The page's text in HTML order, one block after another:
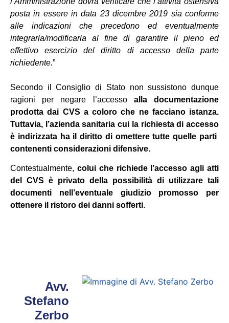
posta in essere in data 23 dicembre 2019 sia conforme
alle indicazioni che precedono ed eventualmente
integrarla/modificarla al fine di garantire il pieno ed
effettivo esercizio del diritto di accesso della parte
richiedente.”
Secondo il Consiglio di Stato non sussistono dunque
ragioni per negare l’accesso alla documentazione
prodotta dai CVS a coloro che ne facciano istanza.
Tuttavia, l’azienda sanitaria cui la richiesta di accesso
è indirizzata ha il diritto di omettere tutte quelle parti
contenenti considerazioni difensive.
Contestualmente, colui che richiede l’accesso agli atti
del CVS è privato della possibilità di utilizzare tali
documenti nell’eventuale giudizio promosso per
ottenere il ristoro dei danni sofferti.
Avv.
Stefano
Zerbo